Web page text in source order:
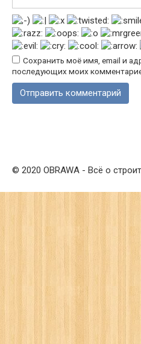
Сохранить моё имя, email и
последующих моих
© 2020 OBRAWA - Всё о